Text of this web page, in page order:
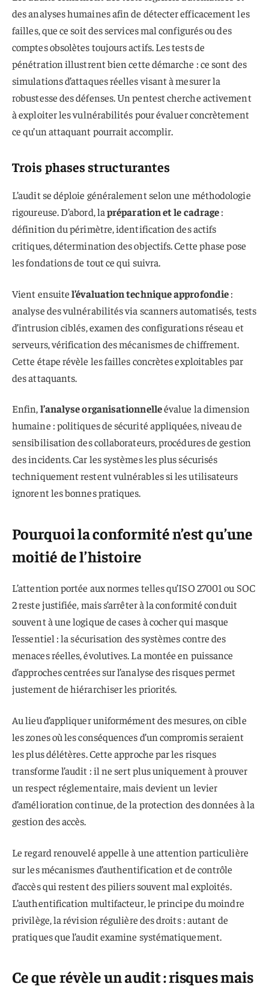
des analyses humaines afin de détecter efficacement les
failles, que ce soit des services mal configurés ou des
comptes obsolètes toujours actifs. Les tests de
pénétration illustrent bien cette démarche : ce sont des
simulations d’attaques réelles visant à mesurer la
robustesse des défenses. Un pentest cherche activement
à exploiter les vulnérabilités pour évaluer concrètement
ce qu’un attaquant pourrait accomplir.
Trois phases structurantes
L’audit se déploie généralement selon une méthodologie
rigoureuse. D’abord, lapréparation et le cadrage:
définition du périmètre, identification des actifs
critiques, détermination des objectifs. Cette phase pose
les fondations de tout ce qui suivra.
Vient ensuitel’évaluation technique approfondie:
analyse des vulnérabilités via scanners automatisés, tests
d’intrusion ciblés, examen des configurations réseau et
serveurs, vérification des mécanismes de chiffrement.
Cette étape révèle les failles concrètes exploitables par
des attaquants.
Enfin,l’analyse organisationnelleévalue la dimension
humaine : politiques de sécurité appliquées, niveau de
sensibilisation des collaborateurs, procédures de gestion
des incidents. Car les systèmes les plus sécurisés
techniquement restent vulnérables si les utilisateurs
ignorent les bonnes pratiques.
Pourquoi la conformité n’est qu’une
moitié de l’histoire
L’attention portée aux normes telles qu’ISO 27001 ou SOC
2 reste justifiée, mais s’arrêter à la conformité conduit
souvent à une logique de cases à cocher qui masque
l’essentiel : la sécurisation des systèmes contre des
menaces réelles, évolutives. La montée en puissance
d’approches centrées sur l’analyse des risques permet
justement de hiérarchiser les priorités.
Au lieu d’appliquer uniformément des mesures, on cible
les zones où les conséquences d’un compromis seraient
les plus délétères. Cette approche par les risques
transforme l’audit : il ne sert plus uniquement à prouver
un respect réglementaire, mais devient un levier
d’amélioration continue, de la protection des données à la
gestion des accès.
Le regard renouvelé appelle à une attention particulière
sur les mécanismes d’authentification et de contrôle
d’accès qui restent des piliers souvent mal exploités.
L’authentification multifacteur, le principe du moindre
privilège, la révision régulière des droits : autant de
pratiques que l’audit examine systématiquement.
Ce que révèle un audit : risques mais